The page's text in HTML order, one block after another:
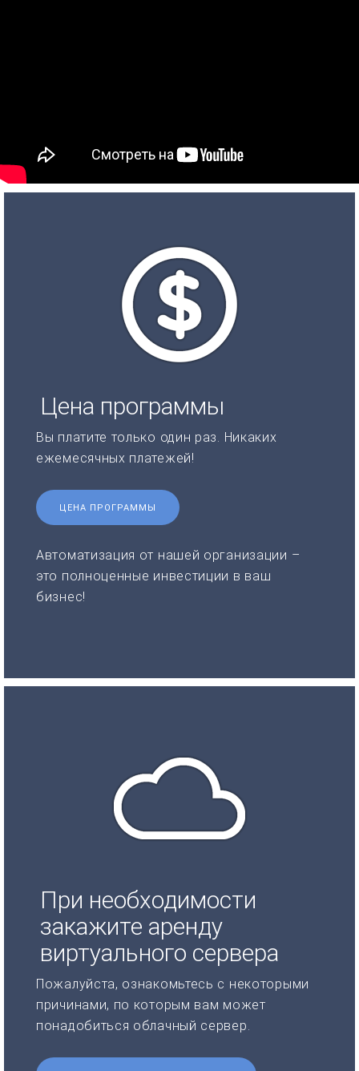
Цена программы
Вы платите только один раз. Никаких
ежемесячных платежей!
ЦЕНА ПРОГРАММЫ
Автоматизация от нашей организации –
это полноценные инвестиции в ваш
бизнес!
При необходимости
закажите аренду
виртуального сервера
Пожалуйста, ознакомьтесь с некоторыми
причинами, по которым вам может
понадобиться облачный сервер.